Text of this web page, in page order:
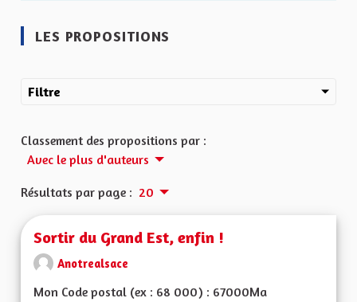
LES PROPOSITIONS
Filtre
Classement des propositions par :
Avec le plus d'auteurs
Résultats par page : 20
Sortir du Grand Est, enfin !
Anotrealsace
Mon Code postal (ex : 68 000) : 67000Ma